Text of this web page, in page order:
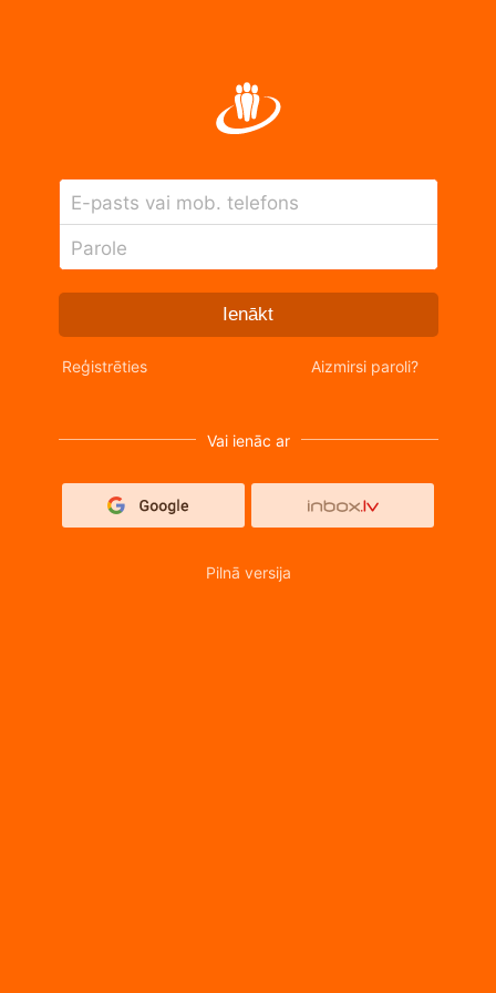
E-pasts vai mob. telefons
Parole
Ienākt
Reģistrēties Aizmirsi paroli?
Vai ienāc ar
Pilnā versija